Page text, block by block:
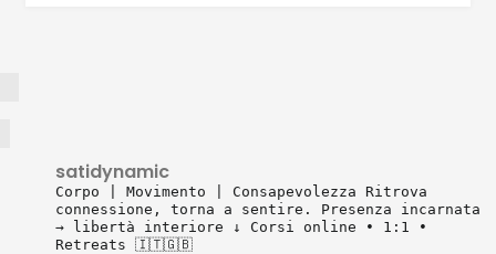
satidynamic
Corpo | Movimento | Consapevolezza Ritrova
connessione, torna a sentire.
Presenza incarnata
→ libertà interiore ↓ Corsi online • 1:1 •
Retreats 🇮🇹🇬🇧